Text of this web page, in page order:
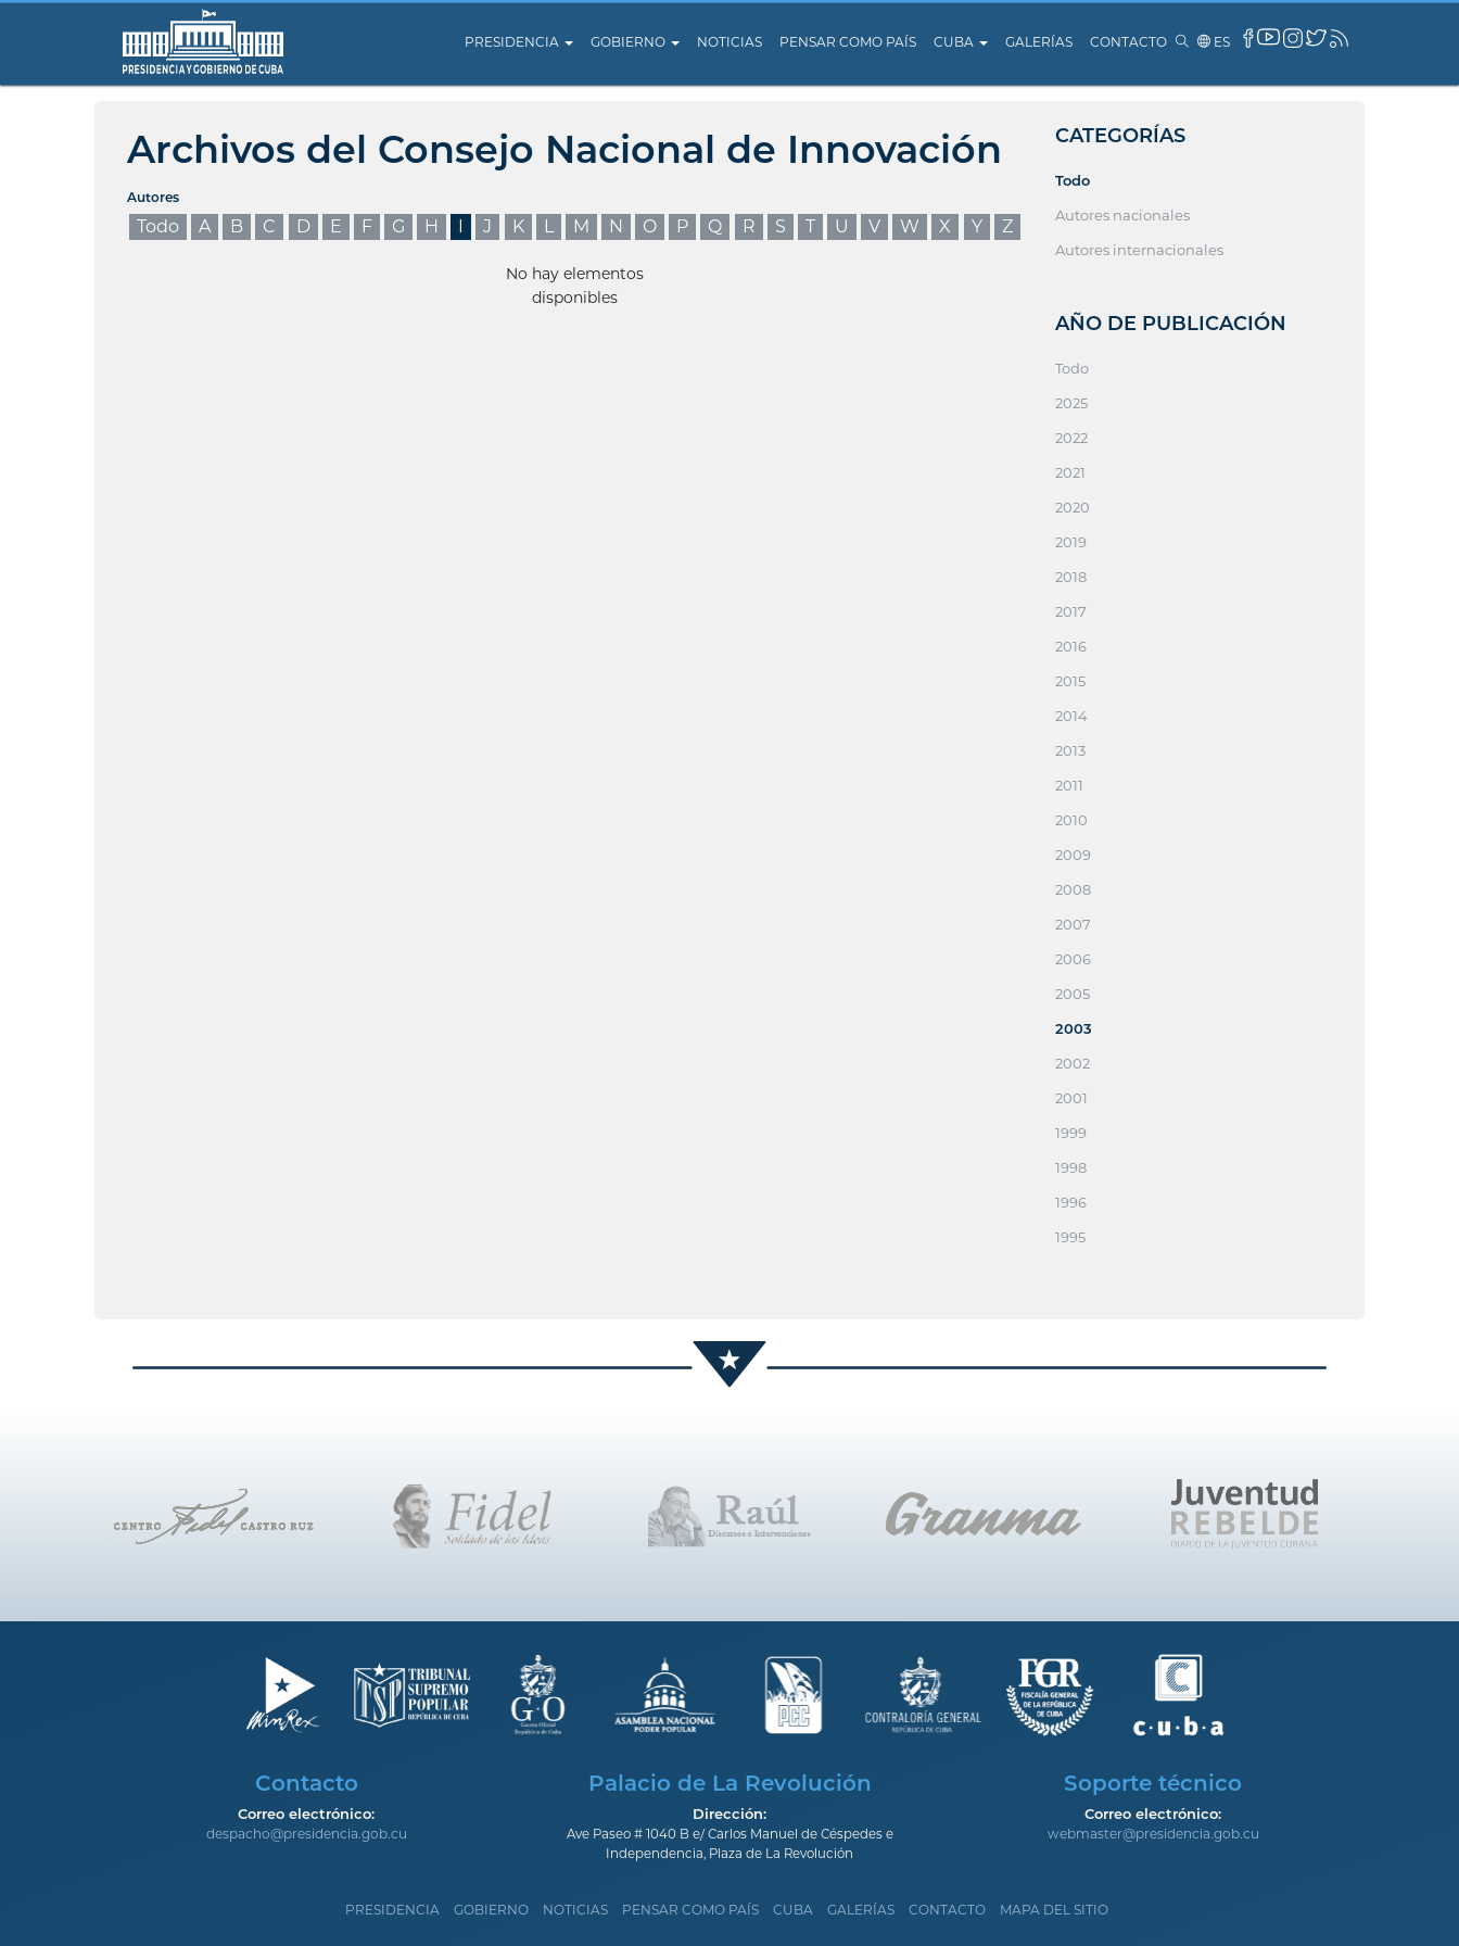
PRESIDENCIA GOBIERNO NOTICIAS PENSAR COMO PAÍS CUBA GALERÍAS CONTACTO ES
Archivos del Consejo Nacional de Innovación
Autores
Todo A B C D E F G H I J K L M N O P Q R S T U V W X Y Z
No hay elementos
disponibles
CATEGORÍAS
Todo
Autores nacionales
Autores internacionales
AÑO DE PUBLICACIÓN
Todo
2025
2022
2021
2020
2019
2018
2017
2016
2015
2014
2013
2011
2010
2009
2008
2007
2006
2005
2003
2002
2001
1999
1998
1996
1995
Contacto
Correo electrónico:
despacho@presidencia.gob.cu
Palacio de La Revolución
Dirección:
Ave Paseo # 1040 B e/ Carlos Manuel de Céspedes e
Independencia, Plaza de La Revolución
Soporte técnico
Correo electrónico:
webmaster@presidencia.gob.cu
PRESIDENCIA GOBIERNO NOTICIAS PENSAR COMO PAÍS CUBA GALERÍAS CONTACTO MAPA DEL SITIO